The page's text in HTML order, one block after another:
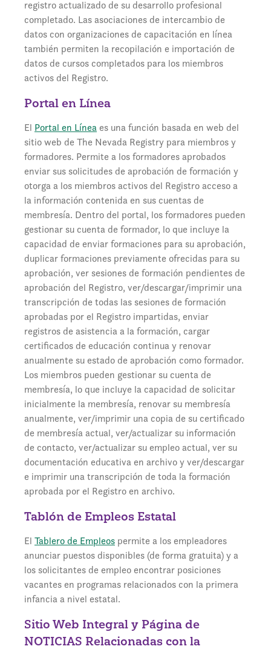
registro actualizado de su desarrollo profesional
completado. Las asociaciones de intercambio de
datos con organizaciones de capacitación en línea
también permiten la recopilación e importación de
datos de cursos completados para los miembros
activos del Registro.
Portal en Línea
El Portal en Líneaes una función basada en web del
sitio web de The Nevada Registry para miembros y
formadores. Permite a los formadores aprobados
enviar sus solicitudes de aprobación de formación y
otorga a los miembros activos del Registro acceso a
la información contenida en sus cuentas de
membresía. Dentro del portal, los formadores pueden
gestionar su cuenta de formador, lo que incluye la
capacidad de enviar formaciones para su aprobación,
duplicar formaciones previamente ofrecidas para su
aprobación, ver sesiones de formación pendientes de
aprobación del Registro, ver/descargar/imprimir una
transcripción de todas las sesiones de formación
aprobadas por el Registro impartidas, enviar
registros de asistencia a la formación, cargar
certificados de educación continua y renovar
anualmente su estado de aprobación como formador.
Los miembros pueden gestionar su cuenta de
membresía, lo que incluye la capacidad de solicitar
inicialmente la membresía, renovar su membresía
anualmente, ver/imprimir una copia de su certificado
de membresía actual, ver/actualizar su información
de contacto, ver/actualizar su empleo actual, ver su
documentación educativa en archivo y ver/descargar
e imprimir una transcripción de toda la formación
aprobada por el Registro en archivo.
Tablón de Empleos Estatal
El Tablero de Empleos permite a los empleadores
anunciar puestos disponibles (de forma gratuita) y a
los solicitantes de empleo encontrar posiciones
vacantes en programas relacionados con la primera
infancia a nivel estatal.
Sitio Web Integral y Página de
NOTICIAS Relacionadas con la